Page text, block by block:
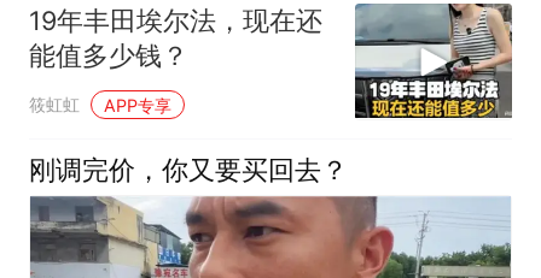
19年丰田埃尔法，现在还
能值多少钱？
筱虹虹 APP专享
刚调完价，你又要买回去？